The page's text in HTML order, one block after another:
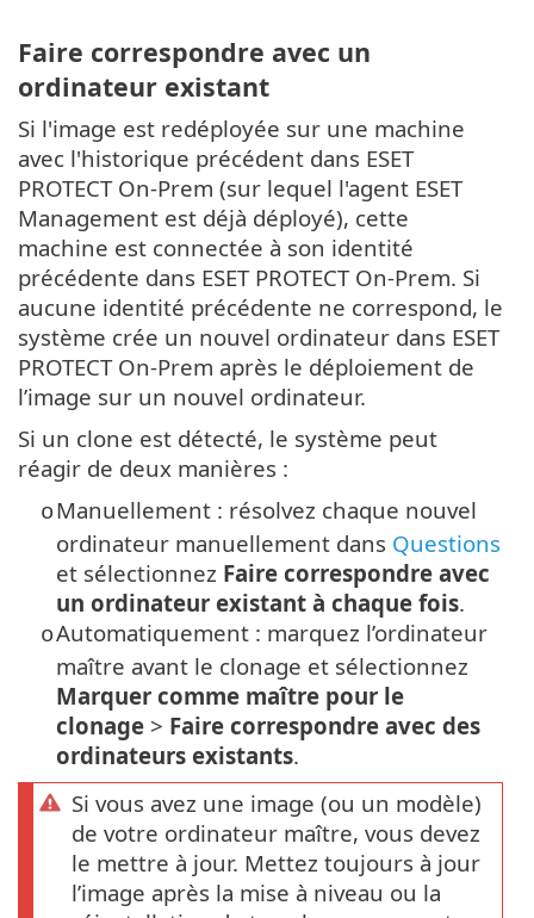
Faire correspondre avec un
ordinateur existant
Si l'image est redéployée sur une machine
avec l'historique précédent dans ESET
PROTECT On-Prem (sur lequel l'agent ESET
Management est déjà déployé), cette
machine est connectée à son identité
précédente dans ESET PROTECT On-Prem. Si
aucune identité précédente ne correspond, le
système crée un nouvel ordinateur dans ESET
PROTECT On-Prem après le déploiement de
l’image sur un nouvel ordinateur.
Si un clone est détecté, le système peut
réagir de deux manières :
oManuellement : résolvez chaque nouvel
ordinateur manuellement dans Questions
et sélectionnez Faire correspondre avec
un ordinateur existant à chaque fois.
oAutomatiquement : marquez l’ordinateur
maître avant le clonage et sélectionnez
Marquer comme maître pour le
clonage > Faire correspondre avec des
ordinateurs existants.
Si vous avez une image (ou un modèle)
de votre ordinateur maître, vous devez
le mettre à jour. Mettez toujours à jour
l’image après la mise à niveau ou la